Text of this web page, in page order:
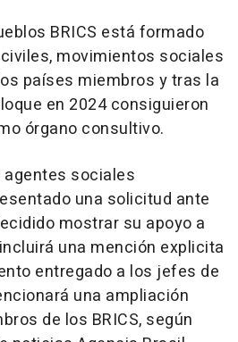
BRICS está formado
movimientos sociales
países miembros y tras la
en 2024 consiguieron
órgano consultivo.
agentes sociales
una solicitud ante
mostrar su apoyo a
una mención explicita
entregado a los jefes de
una ampliación
de los BRICS, según